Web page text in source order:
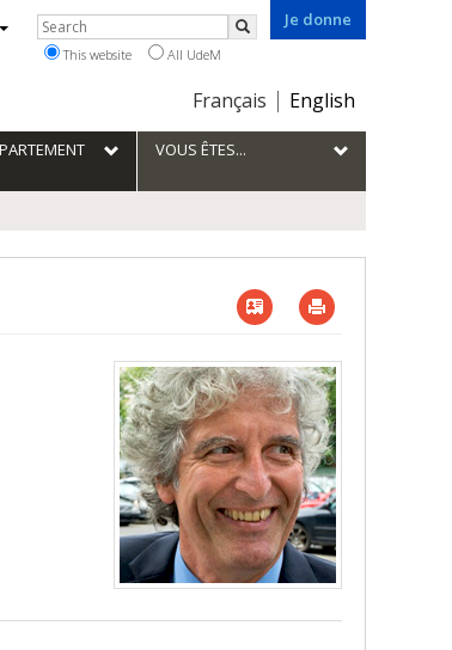
Je donne
Choix
la
langue
Français English
Rechercher
Search
This website All UdeM
VOUS ÊTES...
Vcard